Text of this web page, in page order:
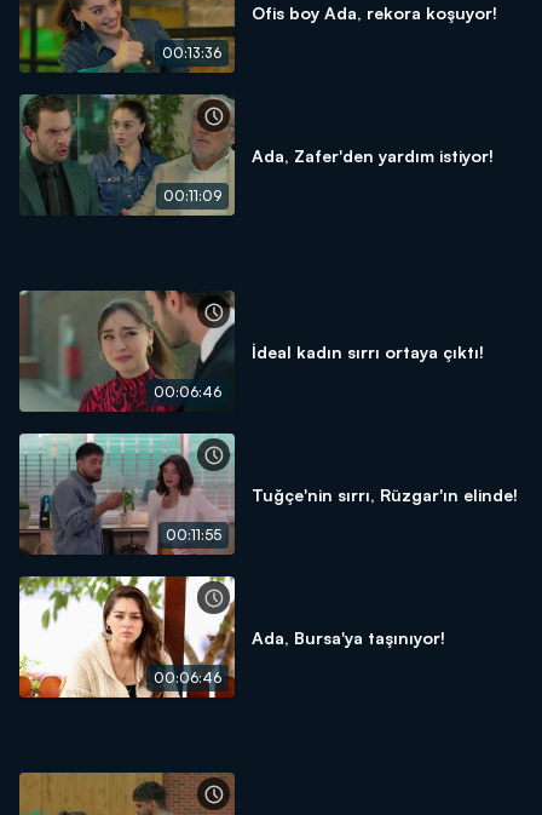
00:13:36
Ofis boy Ada, rekora koşuyor!
00:11:09
Ada, Zafer'den yardım istiyor!
00:06:46
İdeal kadın sırrı ortaya çıktı!
00:11:55
Tuğçe'nin sırrı, Rüzgar'ın elinde!
00:06:46
Ada, Bursa'ya taşınıyor!